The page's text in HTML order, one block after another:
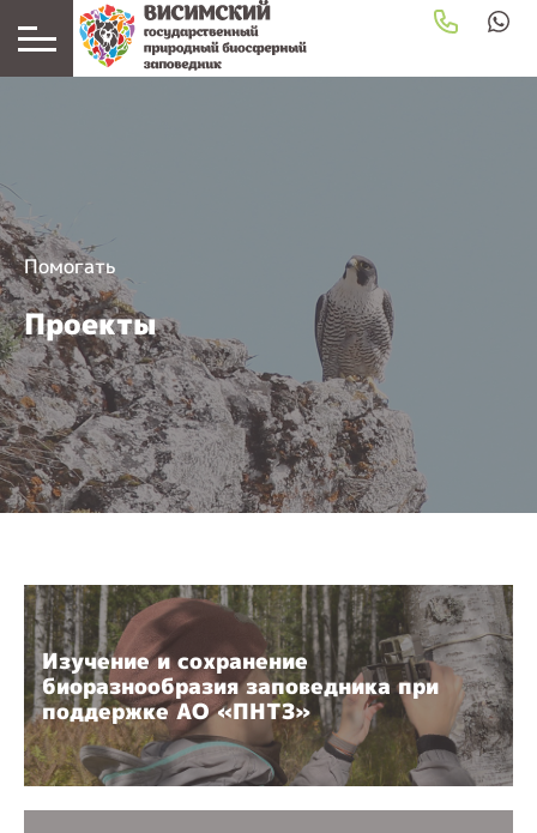
Помогать
Проекты
Изучение и сохранение
биоразнообразия заповедника при
поддержке АО «ПНТЗ»